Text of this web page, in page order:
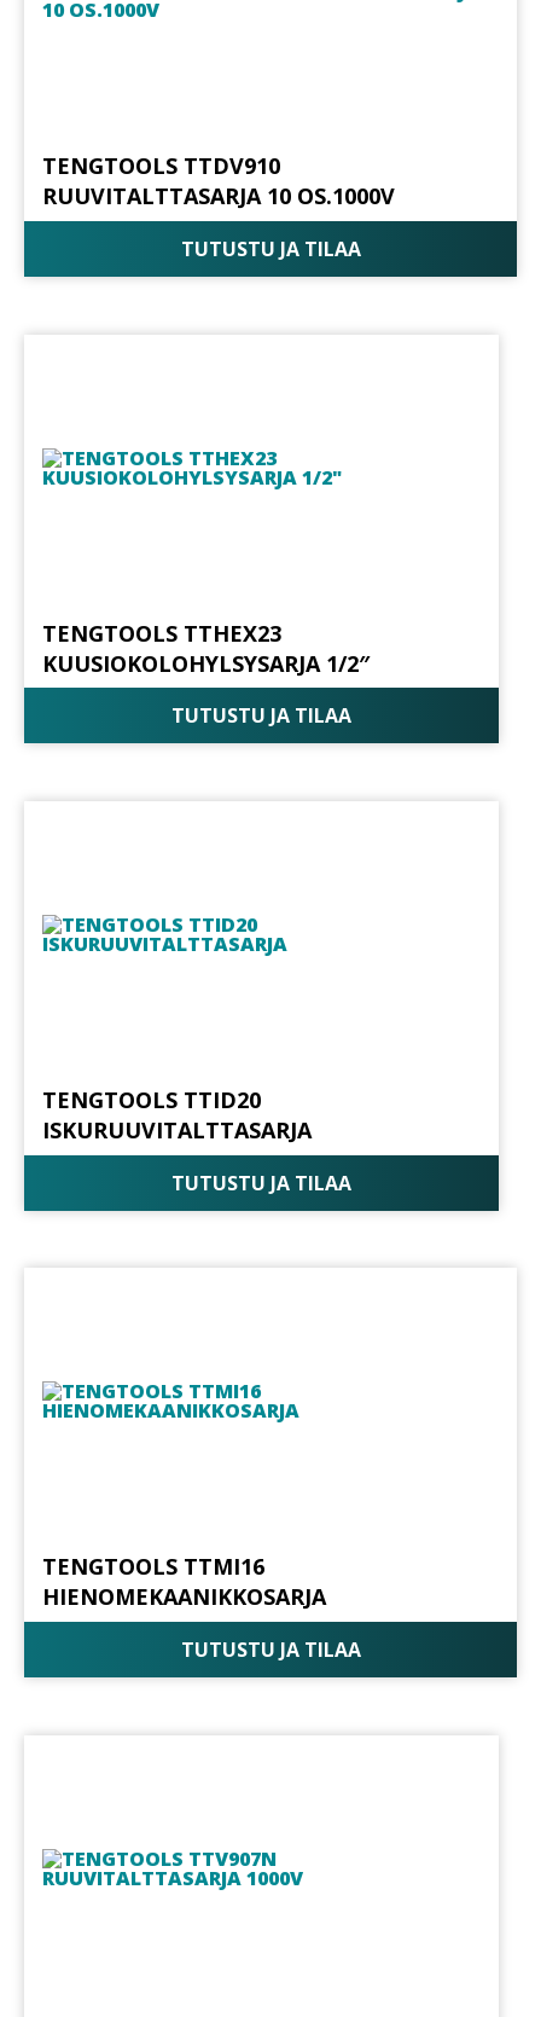
TENGTOOLS TTDV910
RUUVITALTTASARJA 10 OS.1000V
TUTUSTU JA TILAA
TENGTOOLS TTHEX23
KUUSIOKOLOHYLSYSARJA 1/2″
TUTUSTU JA TILAA
TENGTOOLS TTID20
ISKURUUVITALTTASARJA
TUTUSTU JA TILAA
TENGTOOLS TTMI16
HIENOMEKAANIKKOSARJA
TUTUSTU JA TILAA